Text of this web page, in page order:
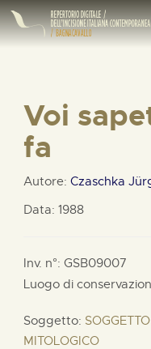
Voi
fa
Autore: Czaschka
Data: 1988
Inv. n°: GSB09007
Luogo di
Soggetto:
MITOLOGICO